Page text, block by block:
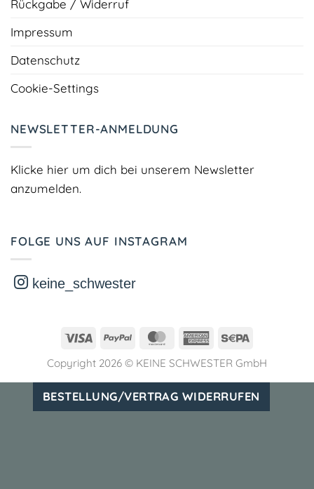
Rückgabe / Widerruf
Impressum
Datenschutz
Cookie-Settings
NEWSLETTER-ANMELDUNG
Klicke hier um dich bei unserem Newsletter
anzumelden.
FOLGE UNS AUF INSTAGRAM
keine_schwester
Visa PayPal MasterCardAmerican
Copyright 2026 © KEINE SCHWESTER GmbH
BESTELLUNG/VERTRAG WIDERRUFEN